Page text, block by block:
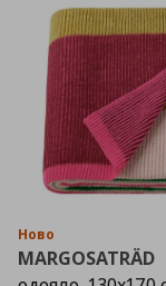
Ново
MARGOSATRÄD